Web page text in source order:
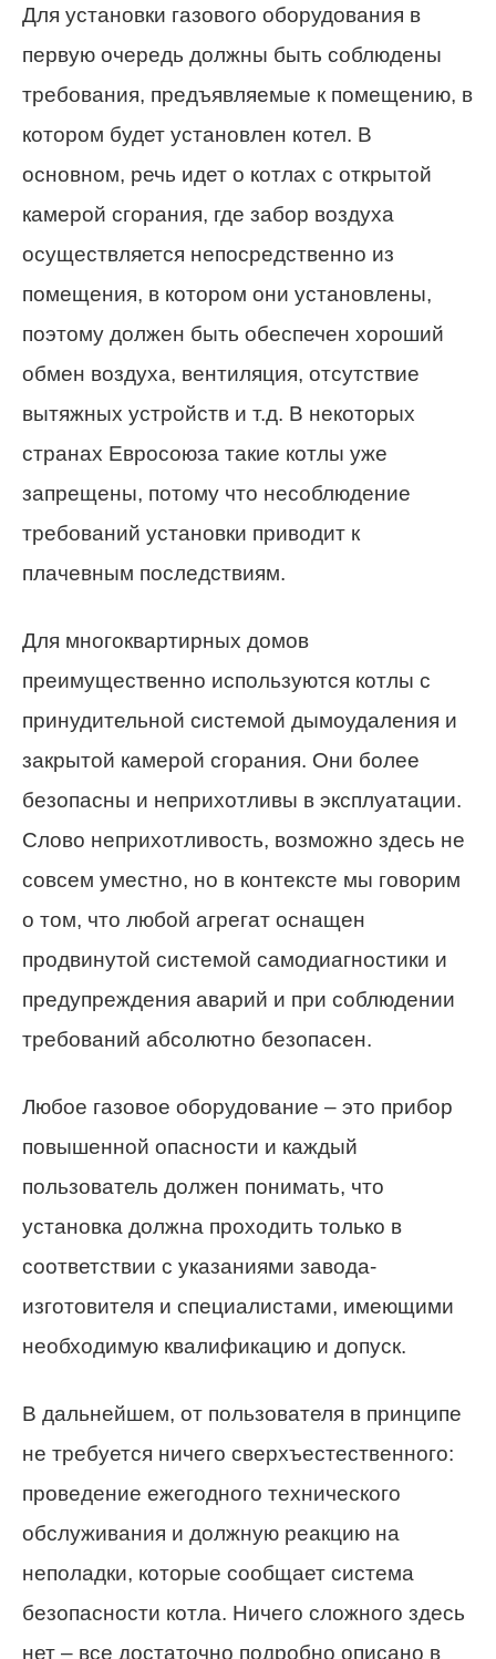
Для установки газового оборудования в
первую очередь должны быть соблюдены
требования, предъявляемые к помещению, в
котором будет установлен котел. В
основном, речь идет о котлах с открытой
камерой сгорания, где забор воздуха
осуществляется непосредственно из
помещения, в котором они установлены,
поэтому должен быть обеспечен хороший
обмен воздуха, вентиляция, отсутствие
вытяжных устройств и т.д. В некоторых
странах Евросоюза такие котлы уже
запрещены, потому что несоблюдение
требований установки приводит к
плачевным последствиям.
Для многоквартирных домов
преимущественно используются котлы с
принудительной системой дымоудаления и
закрытой камерой сгорания. Они более
безопасны и неприхотливы в эксплуатации.
Слово неприхотливость, возможно здесь не
совсем уместно, но в контексте мы говорим
о том, что любой агрегат оснащен
продвинутой системой самодиагностики и
предупреждения аварий и при соблюдении
требований абсолютно безопасен.
Любое газовое оборудование – это прибор
повышенной опасности и каждый
пользователь должен понимать, что
установка должна проходить только в
соответствии с указаниями завода-
изготовителя и специалистами, имеющими
необходимую квалификацию и допуск.
В дальнейшем, от пользователя в принципе
не требуется ничего сверхъестественного:
проведение ежегодного технического
обслуживания и должную реакцию на
неполадки, которые сообщает система
безопасности котла. Ничего сложного здесь
нет – все достаточно подробно описано в